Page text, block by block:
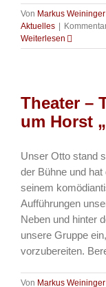
Von Markus Weininger
Aktuelles
Weiterlesen
Theater –
um Horst
Unser Otto stand
der Bühne und
seinem
Aufführungen
Neben und hinter
unsere Gruppe
vorzubereiten.
Von Markus Weininger